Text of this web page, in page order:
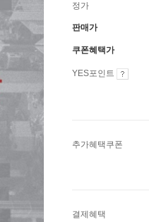
정가
판매가
쿠폰혜택가
YES포인트
추가혜택쿠폰
결제혜택